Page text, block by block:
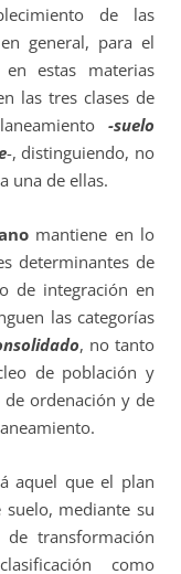
de las
general, para el
estas materias
las tres clases de
-suelo
-, distinguiendo, no
una de ellas.
mantiene en lo
determinantes de
de integración en
las categorías
, no tanto
de población y
ordenación y de
aquel que el plan
suelo, mediante su
transformación
como